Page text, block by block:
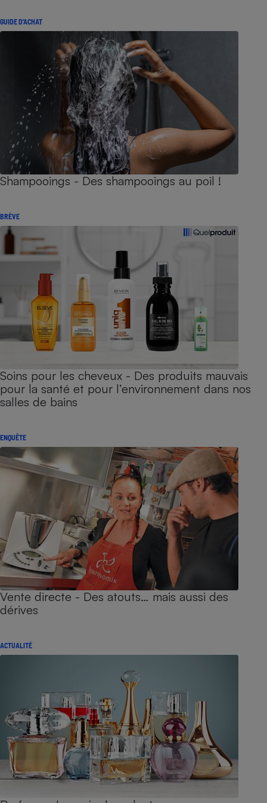
GUIDE D'ACHAT
Shampooings - Des shampooings au poil !
BRÈVE
Soins pour les cheveux - Des produits mauvais
pour la santé et pour l’environnement dans nos
salles de bains
ENQUÊTE
Vente directe - Des atouts… mais aussi des
dérives
ACTUALITÉ